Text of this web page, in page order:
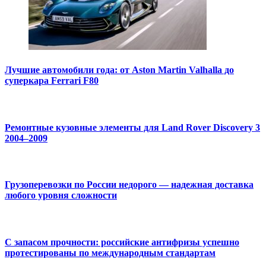
Лучшие автомобили года: от Aston Martin Valhalla до
суперкара Ferrari F80
Ремонтные кузовные элементы для Land Rover Discovery 3
2004–2009
Грузоперевозки по России недорого — надежная доставка
любого уровня сложности
С запасом прочности: российские антифризы успешно
протестированы по международным стандартам